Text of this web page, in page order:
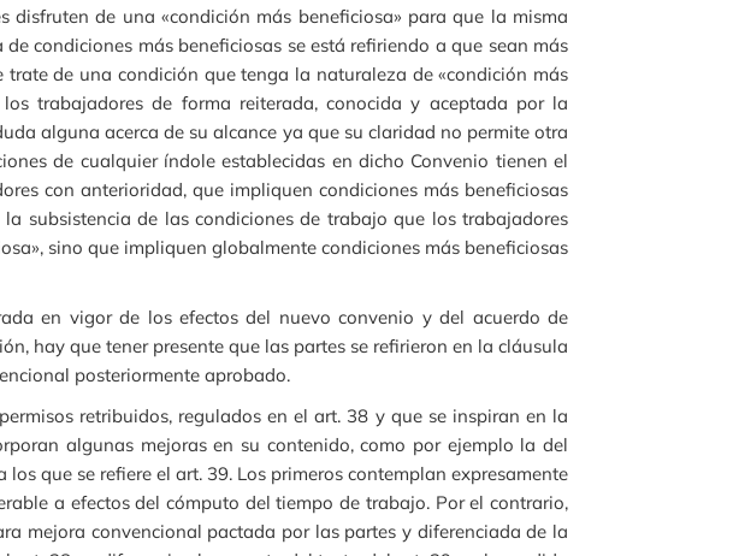
de una «condición más beneficiosa» para que la misma
condiciones más beneficiosas se está refiriendo a que sean más
de una condición que tenga la naturaleza de «condición más
trabajadores de forma reiterada, conocida y aceptada por la
alguna acerca de su alcance ya que su claridad no permite otra
de cualquier índole establecidas en dicho Convenio tienen el
con anterioridad, que impliquen condiciones más beneficiosas
subsistencia de las condiciones de trabajo que los trabajadores
sino que impliquen globalmente condiciones más beneficiosas
en vigor de los efectos del nuevo convenio y del acuerdo de
hay que tener presente que las partes se refirieron en la cláusula
posteriormente aprobado.
retribuidos, regulados en el art. 38 y que se inspiran en la
algunas mejoras en su contenido, como por ejemplo la del
que se refiere el art. 39. Los primeros contemplan expresamente
a efectos del cómputo del tiempo de trabajo. Por el contrario,
mejora convencional pactada por las partes y diferenciada de la